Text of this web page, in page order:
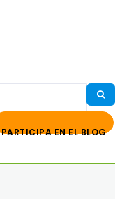
PARTICIPA EN EL BLOG